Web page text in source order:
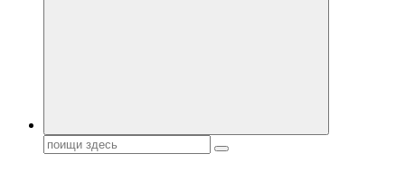
Поиск: